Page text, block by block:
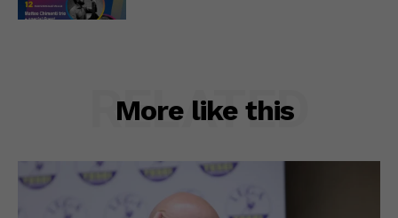
More like this
RELATED